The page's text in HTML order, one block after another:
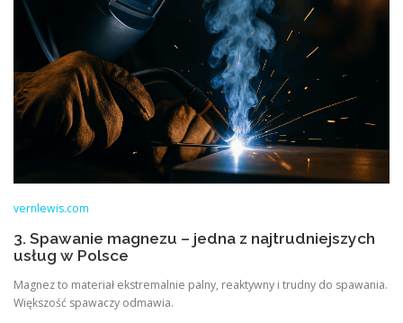
vernlewis.com
3. Spawanie magnezu – jedna z najtrudniejszych
usług w Polsce
Magnez to materiał ekstremalnie palny, reaktywny i trudny do spawania.
Większość spawaczy odmawia.